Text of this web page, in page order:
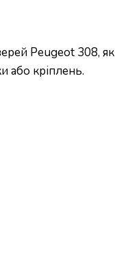
Peugeot 308,
або кріплень.